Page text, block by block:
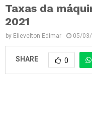
Taxas da
2021
by Elievelton Edimar 05/03/
SHARE 0